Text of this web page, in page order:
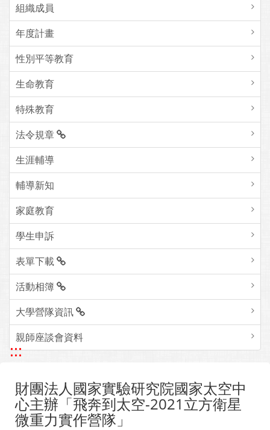
組織成員
年度計畫
性別平等教育
生命教育
特殊教育
法令規章
生涯輔導
輔導新知
家庭教育
學生申訴
表單下載
活動相簿
大學營隊資訊
親師座談會資料
:::
財團法人國家實驗研究院國家太空中
心主辦「飛奔到太空-2021立方衛星
微重力實作營隊」